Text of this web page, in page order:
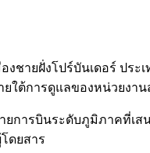
งชายฝั่งโปร์บันเดอร์ ป
ยใต้การดูแลของหน่วยงา
การบินระดับภูมิภาคที่เ
ดยสาร